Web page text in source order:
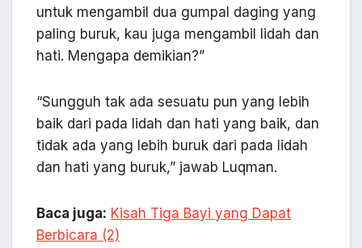
untuk mengambil dua gumpal daging yang
paling buruk, kau juga mengambil lidah dan
hati. Mengapa demikian?”
“Sungguh tak ada sesuatu pun yang lebih
baik dari pada lidah dan hati yang baik, dan
tidak ada yang lebih buruk dari pada lidah
dan hati yang buruk,” jawab Luqman.
Baca juga: Kisah Tiga Bayi yang Dapat
Berbicara (2)